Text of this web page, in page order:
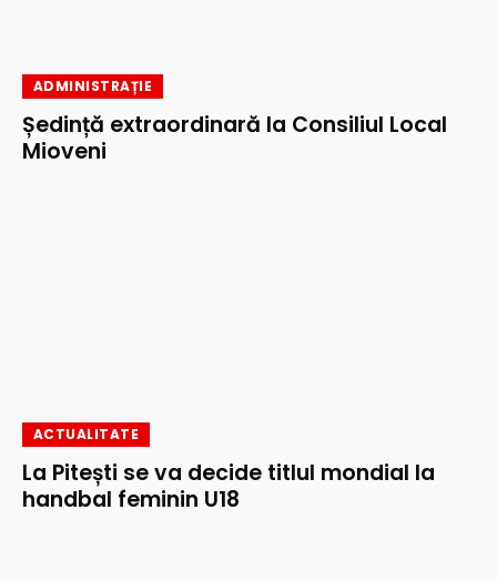
ADMINISTRAȚIE
Ședință extraordinară la Consiliul Local
Mioveni
ACTUALITATE
La Pitești se va decide titlul mondial la
handbal feminin U18